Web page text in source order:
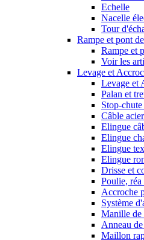
Echelle
Nacelle
Tour
Rampe et pont
Rampe et
Voir les
Levage et
Levage et
Palan et
Stop-
Câble acier
Elingue
Elingue
Elingue
Elingue
Drisse et
Poulie, réa
Accroche
Système
Manille de
Anneau
Maillon